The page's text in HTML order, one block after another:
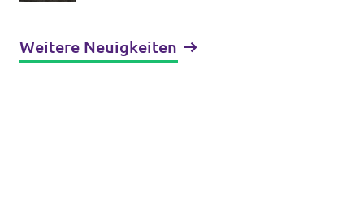
Weitere Neuigkeiten